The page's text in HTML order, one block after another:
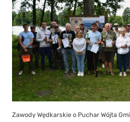
Zawody Wędkarskie o Puchar Wójta